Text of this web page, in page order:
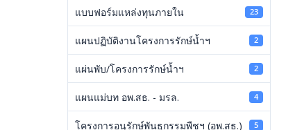
แบบฟอร์มแหล่งทุนภายใน 23
แผนปฏิบัติงานโครงการรักษ์น้ำฯ 2
แผ่นพับ/โครงการรักษ์น้ำฯ 2
แผนแม่บท อพ.สธ. - มรล. 4
โครงการอนุรักษ์พันธุกรรมพืชฯ (อพ.สธ.) 5